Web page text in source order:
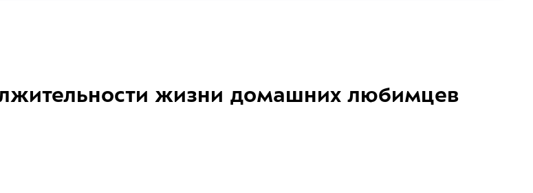
жизни домашних любимцев